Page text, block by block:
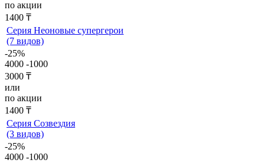
по акции
1400 ₸
Серия Неоновые супергерои
(7 видов)
-25%
4000 -1000
3000 ₸
или
по акции
1400 ₸
Серия Созвездия
(3 видов)
-25%
4000 -1000